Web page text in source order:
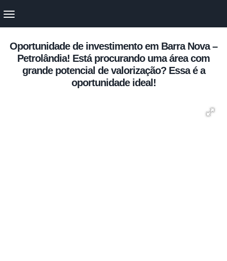
Oportunidade de investimento em Barra Nova –
Petrolândia! Está procurando uma área com
grande potencial de valorização? Essa é a
oportunidade ideal!